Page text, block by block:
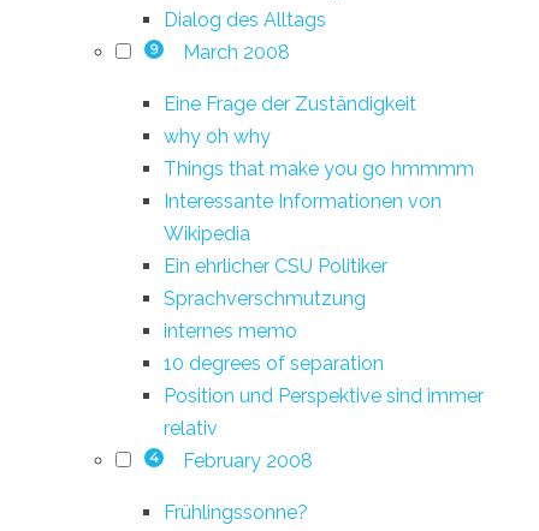
Dialog des Alltags
9 March 2008
Eine Frage der Zuständigkeit
why oh why
Things that make you go hmmmm
Interessante Informationen von
Wikipedia
Ein ehrlicher CSU Politiker
Sprachverschmutzung
internes memo
10 degrees of separation
Position und Perspektive sind immer
relativ
4 February 2008
Frühlingssonne?